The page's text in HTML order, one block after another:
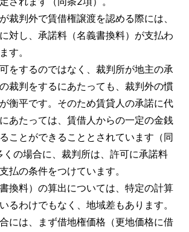
裁判外で賃借権譲渡を認める際には、
対し、承諾料（名義書換料）が支払わ
す。
をするのではなく、裁判所が地主の承
裁判をするにあたっても、裁判外の慣
衡平です。そのため賃貸人の承諾に代
あたっては、賃借人からの一定の金銭
ことができることとされています（同
くの場合に、裁判所は、許可に承諾料
払の条件をつけています。
換料）の算出については、特定の計算
るわけでもなく、地域差もあります。
には、まず借地権価格（更地価格に借